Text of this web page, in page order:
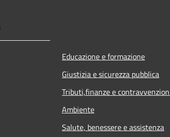
Educazione e formazione
Giustizia e sicurezza pubblica
Tributi,finanze e
Ambiente
Salute, benessere e assistenza